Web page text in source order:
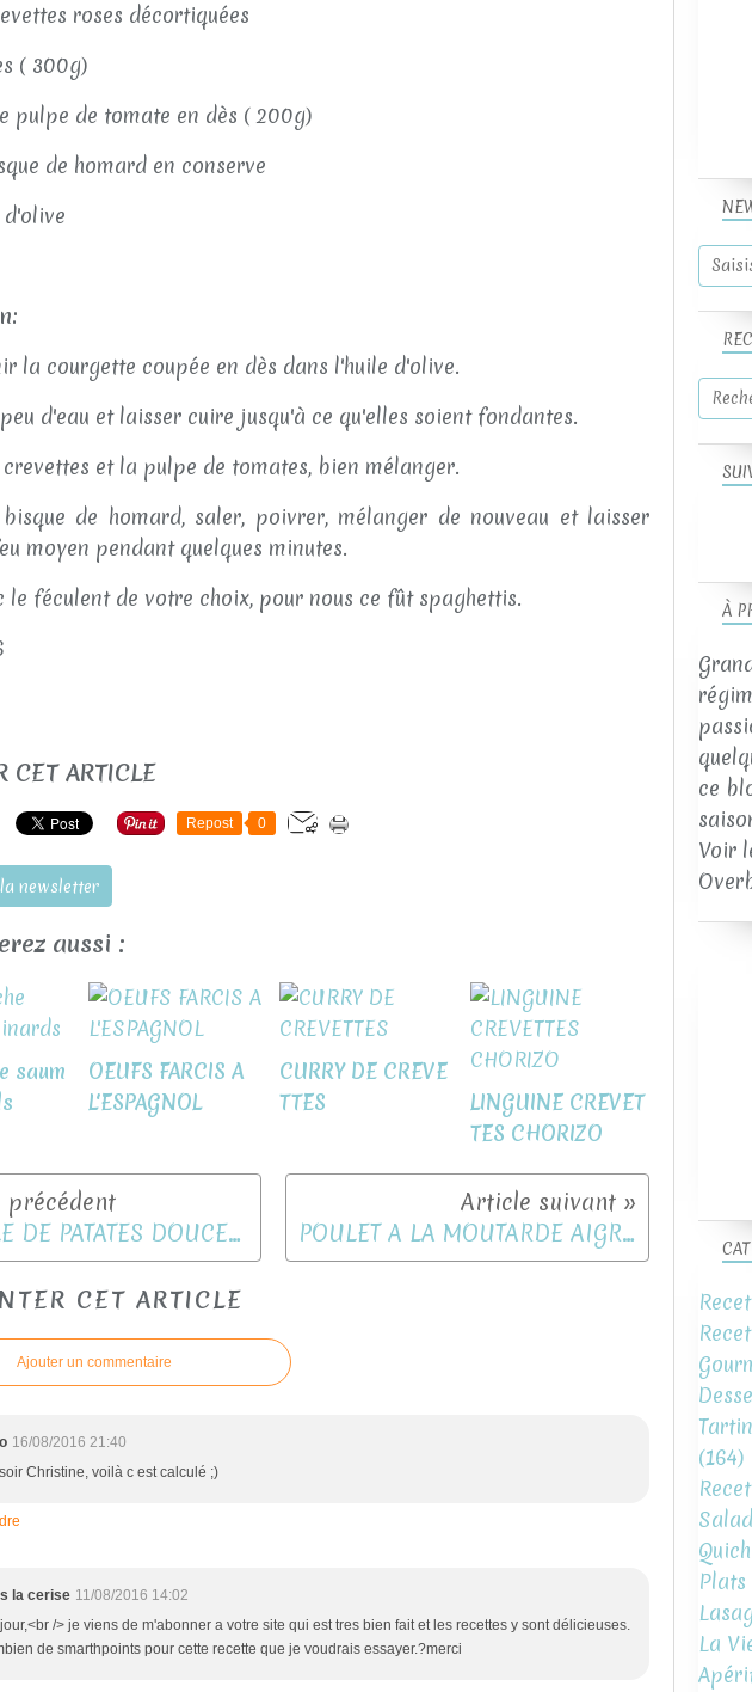
roses décortiquées
( 300g)
pulpe de tomate en dès ( 200g)
de homard en conserve
d'olive
la courgette coupée en dès dans l'huile d'olive.
d'eau et laisser cuire jusqu'à ce qu'elles soient fondantes.
et la pulpe de tomates, bien mélanger.
de homard, saler, poivrer, mélanger de nouveau et laisser
moyen pendant quelques minutes.
le féculent de votre choix, pour nous ce fût spaghettis.
CET ARTICLE
Repost 0
newsletter
aussi :
saum
OEUFS FARCIS A
L'ESPAGNOL
CURRY DE CREVE
TTES
LINGUINE CREVET
TES CHORIZO
CRUMBLE DE PATATES DOUCES CHEVRE BACON POULET A LA MOUTARDE AIGRE DOUCE
CET ARTICLE
Ajouter un commentaire
16/08/2016 21:40
Christine, voilà c est calculé ;)
la cerise 11/08/2016 14:02
/> je viens de m'abonner a votre site qui est tres bien fait et les recettes y sont délicieuses.
de smarthpoints pour cette recette que je voudrais essayer.?merci
À
ce
Voir
(164)
Plats
La